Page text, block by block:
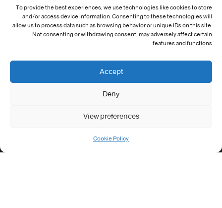
To provide the best experiences, we use technologies like cookies to store
and/or access device information. Consenting to these technologies will
allow us to process data such as browsing behavior or unique IDs on this site.
Not consenting or withdrawing consent, may adversely affect certain
features and functions.
Accept
Deny
View preferences
Cookie Policy
معلومات الاتصال
Address:
جامعة العربي التبسي طريق قسنطينة - تبسة
contact@univ-tebessa.dz